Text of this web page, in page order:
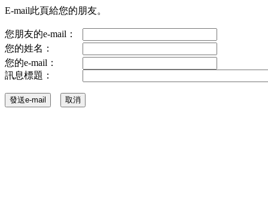
E-mail此頁給您的朋友。
您朋友的e-mail：
您的姓名：
您的e-mail：
訊息標題：